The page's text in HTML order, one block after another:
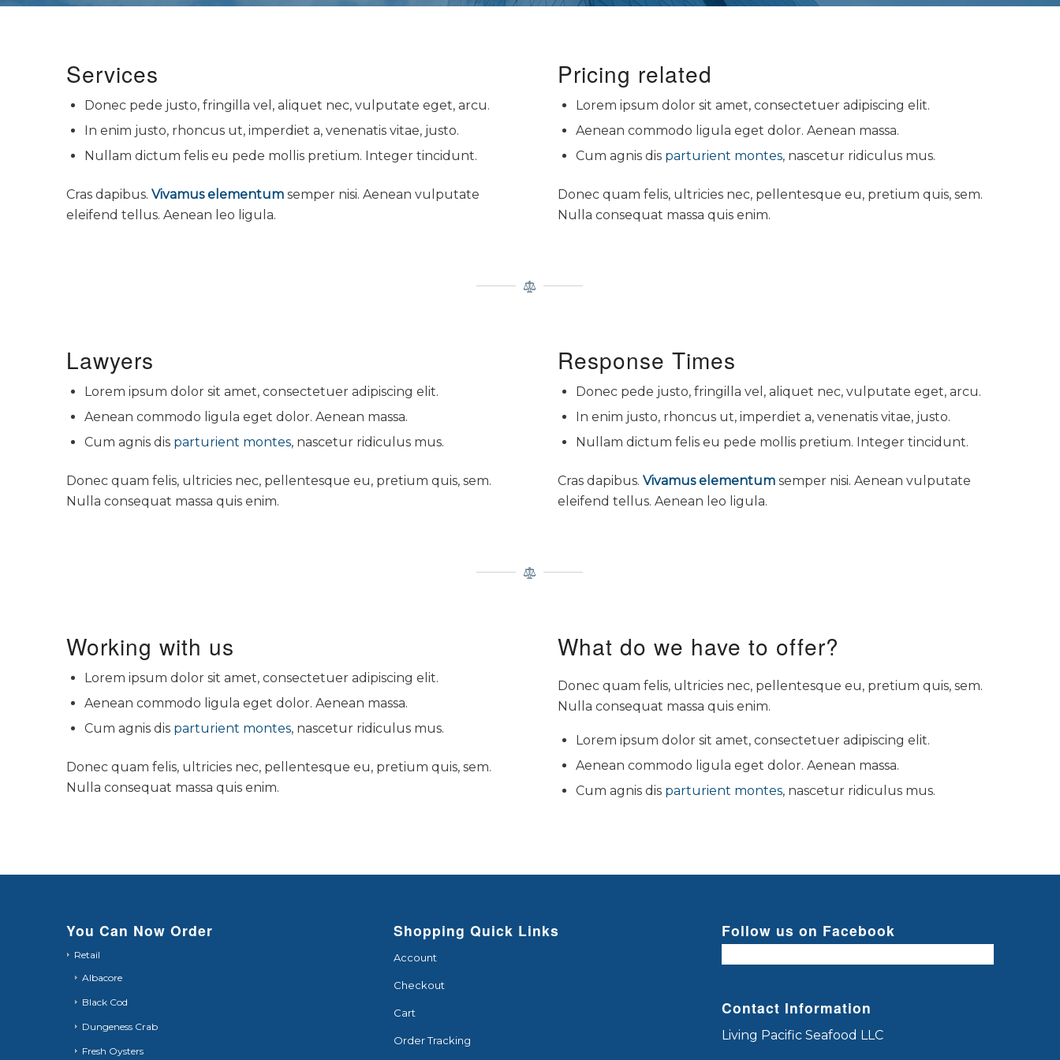
Services
Donec pede justo, fringilla vel, aliquet nec, vulputate eget, arcu.
In enim justo, rhoncus ut, imperdiet a, venenatis vitae, justo.
Nullam dictum felis eu pede mollis pretium. Integer tincidunt.
Cras dapibus. Vivamus elementumsemper nisi. Aenean vulputate
eleifend tellus. Aenean leo ligula.
Pricing related
Lorem ipsum dolor sit amet, consectetuer adipiscing elit.
Aenean commodo ligula eget dolor. Aenean massa.
Cum agnis dis parturient montes, nascetur ridiculus mus.
Donec quam felis, ultricies nec, pellentesque eu, pretium quis, sem.
Nulla consequat massa quis enim.
Lawyers
Lorem ipsum dolor sit amet, consectetuer adipiscing elit.
Aenean commodo ligula eget dolor. Aenean massa.
Cum agnis dis parturient montes, nascetur ridiculus mus.
Donec quam felis, ultricies nec, pellentesque eu, pretium quis, sem.
Nulla consequat massa quis enim.
Response Times
Donec pede justo, fringilla vel, aliquet nec, vulputate eget, arcu.
In enim justo, rhoncus ut, imperdiet a, venenatis vitae, justo.
Nullam dictum felis eu pede mollis pretium. Integer tincidunt.
Cras dapibus.Vivamus elementum semper nisi. Aenean vulputate
eleifend tellus. Aenean leo ligula.
Working with us
Lorem ipsum dolor sit amet, consectetuer adipiscing elit.
Aenean commodo ligula eget dolor. Aenean massa.
Cum agnis dis parturient montes, nascetur ridiculus mus.
Donec quam felis, ultricies nec, pellentesque eu, pretium quis, sem.
Nulla consequat massa quis enim.
What do we have to offer?
Donec quam felis, ultricies nec, pellentesque eu, pretium quis, sem.
Nulla consequat massa quis enim.
Lorem ipsum dolor sit amet, consectetuer adipiscing elit.
Aenean commodo ligula eget dolor. Aenean massa.
Cum agnis dis parturient montes, nascetur ridiculus mus.
You Can Now Order
Retail
Albacore
Black Cod
Dungeness Crab
Fresh Oysters
Shopping Quick Links
Account
Checkout
Cart
Order Tracking
Follow us on Facebook
Contact Information
Living Pacific Seafood LLC